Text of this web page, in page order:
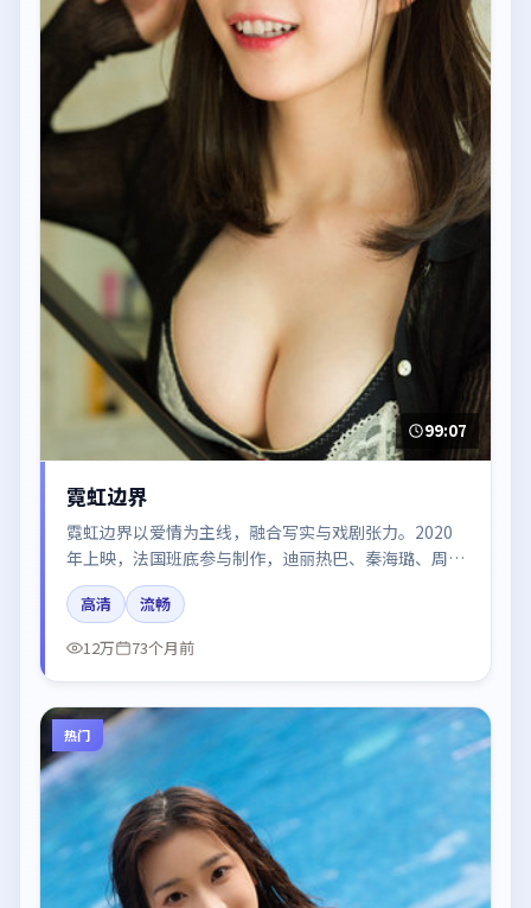
99:07
霓虹边界
霓虹边界以爱情为主线，融合写实与戏剧张力。2020
年上映，法国班底参与制作，迪丽热巴、秦海璐、周冬
雨在片中呈现细腻表演，影像风格统一，配乐与剪辑强
化了情绪曲线。
高清
流畅
12万
73个月前
热门